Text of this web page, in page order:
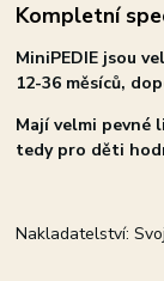
Kompletní
MiniPEDIE jsou
12-36 měsíců,
Mají velmi pevné
tedy pro děti
Nakladatelství: